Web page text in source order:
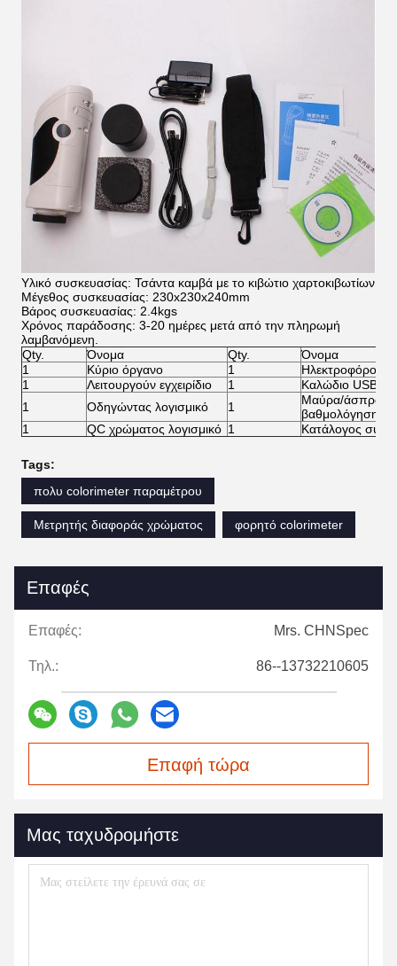
Υλικό συσκευασίας: Τσάντα καμβά με το κιβώτιο χαρτοκιβωτίων
Μέγεθος συσκευασίας: 230x230x240mm
Βάρος συσκευασίας: 2.4kgs
Χρόνος παράδοσης: 3-20 ημέρες μετά από την πληρωμή
λαμβανόμενη.
Qty.
Όνομα Qty.
Όνομα
1
Κύριο όργανο 1
Ηλεκτροφόρο
1
Λειτουργούν εγχειρίδιο 1
Καλώδιο USB
1
Οδηγώντας λογισμικό 1
Μαύρα/άσπρα
βαθμολόγησης
1
QC χρώματος λογισμικό 1 Κατάλογος
Tags:
πολυ colorimeter παραμέτρου
Μετρητής διαφοράς χρώματος φορητό colorimeter
Επαφές
Επαφές: Mrs. CHNSpec
Τηλ.: 86--13732210605
Επαφή τώρα
Μας ταχυδρομήστε